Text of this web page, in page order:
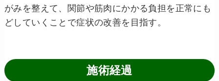
がみを整えて、関節や筋肉にかかる負担を正常にも
どしていくことで症状の改善を目指す。
施術経過